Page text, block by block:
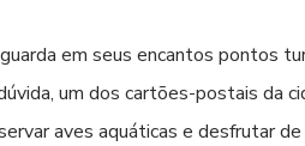
em seus encantos pontos
um dos cartões-postais da
aves aquáticas e desfrutar